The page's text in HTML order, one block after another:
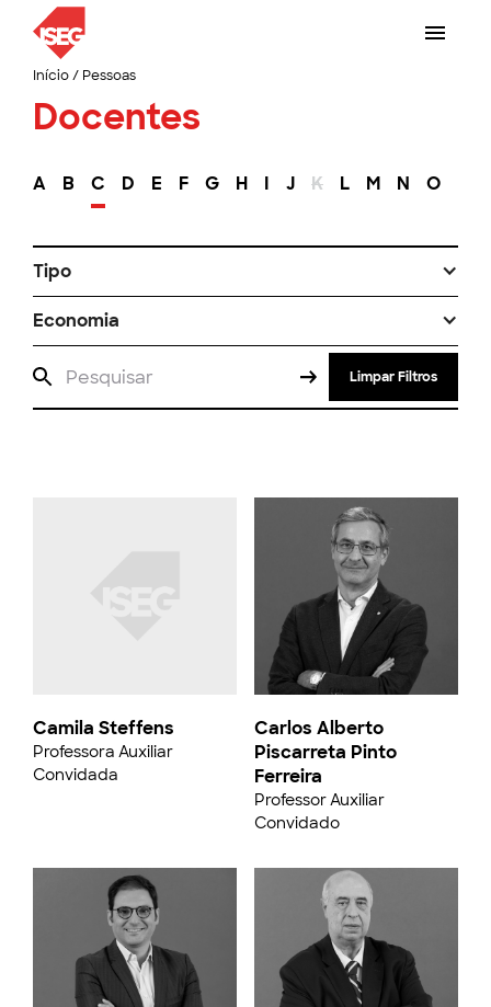
Início/ Pessoas
Docentes
A B C D E F G H I J K L M N O
Tipo
Economia
Limpar Filtros
Camila Steffens
Professora Auxiliar
Convidada
Carlos Alberto
Piscarreta Pinto
Ferreira
Professor Auxiliar
Convidado